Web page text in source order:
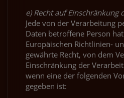
e) Recht auf Einschränkung
Jede von der Verarbeitung
Daten betroffene Person
Europäischen Richtlinien-
gewährte Recht, von dem
Einschränkung der
wenn eine der folgenden
gegeben ist: